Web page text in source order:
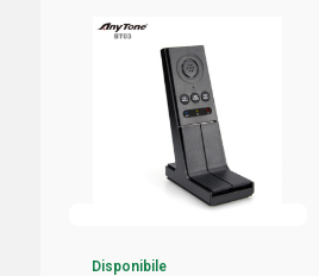
Disponibile